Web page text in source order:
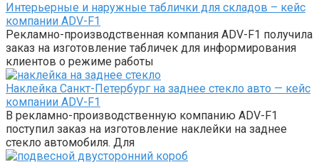
Интерьерные и наружные таблички для складов – кейс
компании ADV-F1
Рекламно-производственная компания ADV-F1 получила
заказ на изготовление табличек для информирования
клиентов о режиме работы
Наклейка Санкт-Петербург на заднее стекло авто — кейс
компании ADV-F1
В рекламно-производственную компанию ADV-F1
поступил заказ на изготовление наклейки на заднее
стекло автомобиля. Для